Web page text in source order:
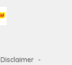
Disclaimer